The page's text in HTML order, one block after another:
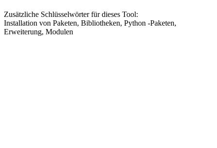
Zusätzliche Schlüsselwörter für dieses Tool:
Installation von Paketen, Bibliotheken, Python -Paketen,
Erweiterung, Modulen